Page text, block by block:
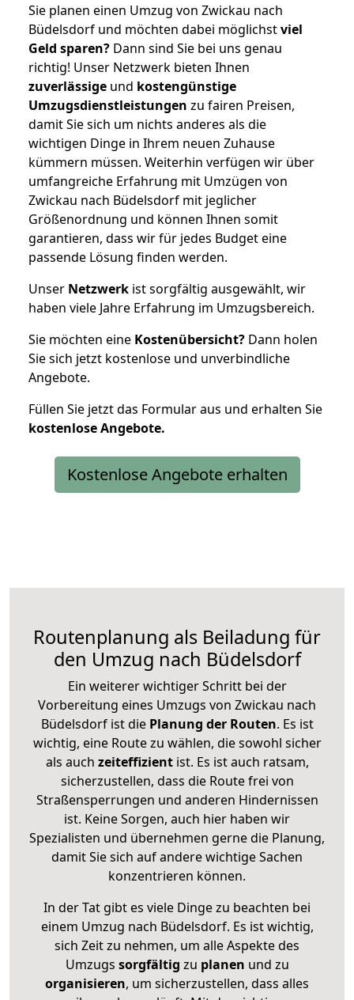
Sie planen einen Umzug von Zwickau nach
Büdelsdorf und möchten dabei möglichstviel
Geld sparen? Dann sind Sie bei uns genau
richtig! Unser Netzwerk bieten Ihnen
zuverlässige und kostengünstige
Umzugsdienstleistungen zu fairen Preisen,
damit Sie sich um nichts anderes als die
wichtigen Dinge in Ihrem neuen Zuhause
kümmern müssen. Weiterhin verfügen wir über
umfangreiche Erfahrung mit Umzügen von
Zwickau nach Büdelsdorf mit jeglicher
Größenordnung und können Ihnen somit
garantieren, dass wir für jedes Budget eine
passende Lösung finden werden.
Unser Netzwerk ist sorgfältig ausgewählt, wir
haben viele Jahre Erfahrung im Umzugsbereich.
Sie möchten eine Kostenübersicht? Dann holen
Sie sich jetzt kostenlose und unverbindliche
Angebote.
Füllen Sie jetzt das Formular aus und erhalten Sie
kostenloseAngebote.
Kostenlose Angebote erhalten
Routenplanung als Beiladung für
den Umzug nach Büdelsdorf
Ein weiterer wichtiger Schritt bei der
Vorbereitung eines Umzugs von Zwickau nach
Büdelsdorf ist diePlanung der Routen. Es ist
wichtig, eine Route zu wählen, die sowohl sicher
als auch zeiteffizientist. Es ist auch ratsam,
sicherzustellen, dass die Route frei von
Straßensperrungen und anderen Hindernissen
ist. Keine Sorgen, auch hier haben wir
Spezialisten und übernehmen gerne die Planung,
damit Sie sich auf andere wichtige Sachen
konzentrieren können.
In der Tat gibt es viele Dinge zu beachten bei
einem Umzug nach Büdelsdorf. Es ist wichtig,
sich Zeit zu nehmen, um alle Aspekte des
Umzugs sorgfältig zu planen und zu
organisieren, um sicherzustellen, dass alles